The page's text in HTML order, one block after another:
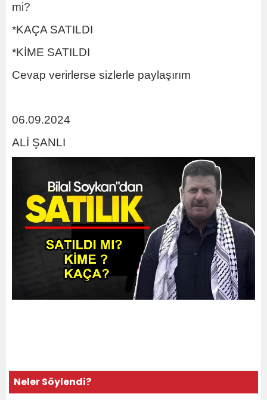
mi?
*KAÇA SATILDI
*KİME SATILDI
Cevap verirlerse sizlerle paylaşırım
06.09.2024
ALİ ŞANLI
Neler Söylendi?